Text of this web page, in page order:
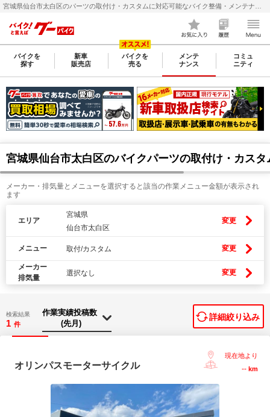
バイクを
探す
新車
販売店
バイクを
売る
メンテ
ナンス
コミュ
ニティ
宮城県仙台市太白区のバイクパーツの取付け・カス
メーカー・排気量とメニューを選択すると該当の作業メニュー金額が表示され
ます
エリア
宮城県
仙台市太白区
変更
メニュー 取付/カスタム 変更
メーカー
排気量
選択なし 変更
検索結果
1 件
詳細絞り込み
オリンパスモーターサイクル
現在地より
-- km